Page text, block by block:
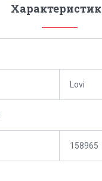
Lovi
158965